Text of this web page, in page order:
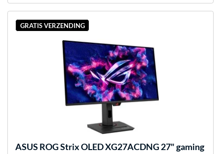
GRATIS VERZENDING
ASUS ROG Strix OLED XG27ACDNG 27" gaming